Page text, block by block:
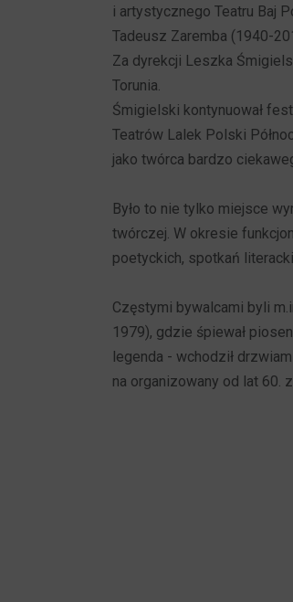
i artystycznego Teatru Baj
Tadeusz Zaremba (1940-
Za dyrekcji Leszka
Torunia.
Śmigielski kontynuował
Teatrów Lalek Polski
jako twórca bardzo
Było to nie tylko miejsce
twórczej. W okresie
poetyckich, spotkań
Częstymi bywalcami byli
1979), gdzie śpiewał
legenda - wchodził
na organizowany od lat 60.